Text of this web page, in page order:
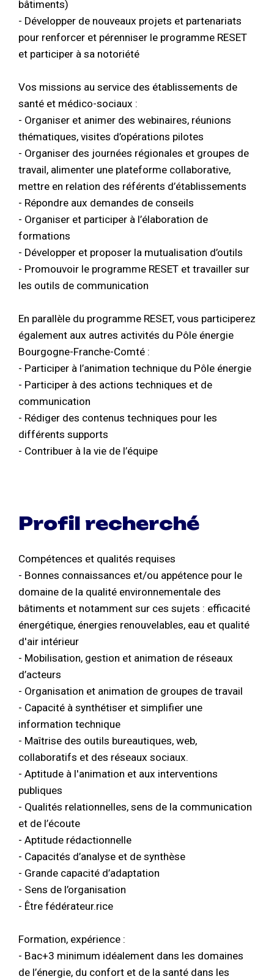
bâtiments)
- Développer de nouveaux projets et partenariats
pour renforcer et pérenniser le programme RESET
et participer à sa notoriété
Vos missions au service des établissements de
santé et médico-sociaux :
- Organiser et animer des webinaires, réunions
thématiques, visites d’opérations pilotes
- Organiser des journées régionales et groupes de
travail, alimenter une plateforme collaborative,
mettre en relation des référents d’établissements
- Répondre aux demandes de conseils
- Organiser et participer à l’élaboration de
formations
- Développer et proposer la mutualisation d’outils
- Promouvoir le programme RESET et travailler sur
les outils de communication
En parallèle du programme RESET, vous participerez
également aux autres activités du Pôle énergie
Bourgogne-Franche-Comté :
- Participer à l’animation technique du Pôle énergie
- Participer à des actions techniques et de
communication
- Rédiger des contenus techniques pour les
différents supports
- Contribuer à la vie de l’équipe
Profil recherché
Compétences et qualités requises
- Bonnes connaissances et/ou appétence pour le
domaine de la qualité environnementale des
bâtiments et notamment sur ces sujets : efficacité
énergétique, énergies renouvelables, eau et qualité
d'air intérieur
- Mobilisation, gestion et animation de réseaux
d’acteurs
- Organisation et animation de groupes de travail
- Capacité à synthétiser et simplifier une
information technique
- Maîtrise des outils bureautiques, web,
collaboratifs et des réseaux sociaux.
- Aptitude à l'animation et aux interventions
publiques
- Qualités relationnelles, sens de la communication
et de l’écoute
- Aptitude rédactionnelle
- Capacités d’analyse et de synthèse
- Grande capacité d’adaptation
- Sens de l’organisation
- Être fédérateur.rice
Formation, expérience :
- Bac+3 minimum idéalement dans les domaines
de l’énergie, du confort et de la santé dans les